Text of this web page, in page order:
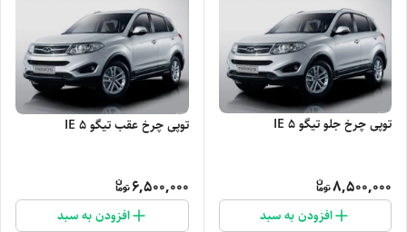
توپی چرخ جلو تیگو 5 IE
8,500,000
افزودن به سبد
توپی چرخ عقب تیگو 5 IE
6,500,000
افزودن به سبد